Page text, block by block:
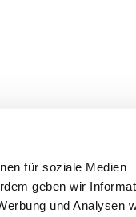
für soziale Medien
geben wir
und Analysen